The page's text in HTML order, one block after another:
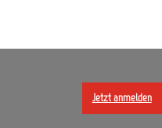
Jetzt anmelden